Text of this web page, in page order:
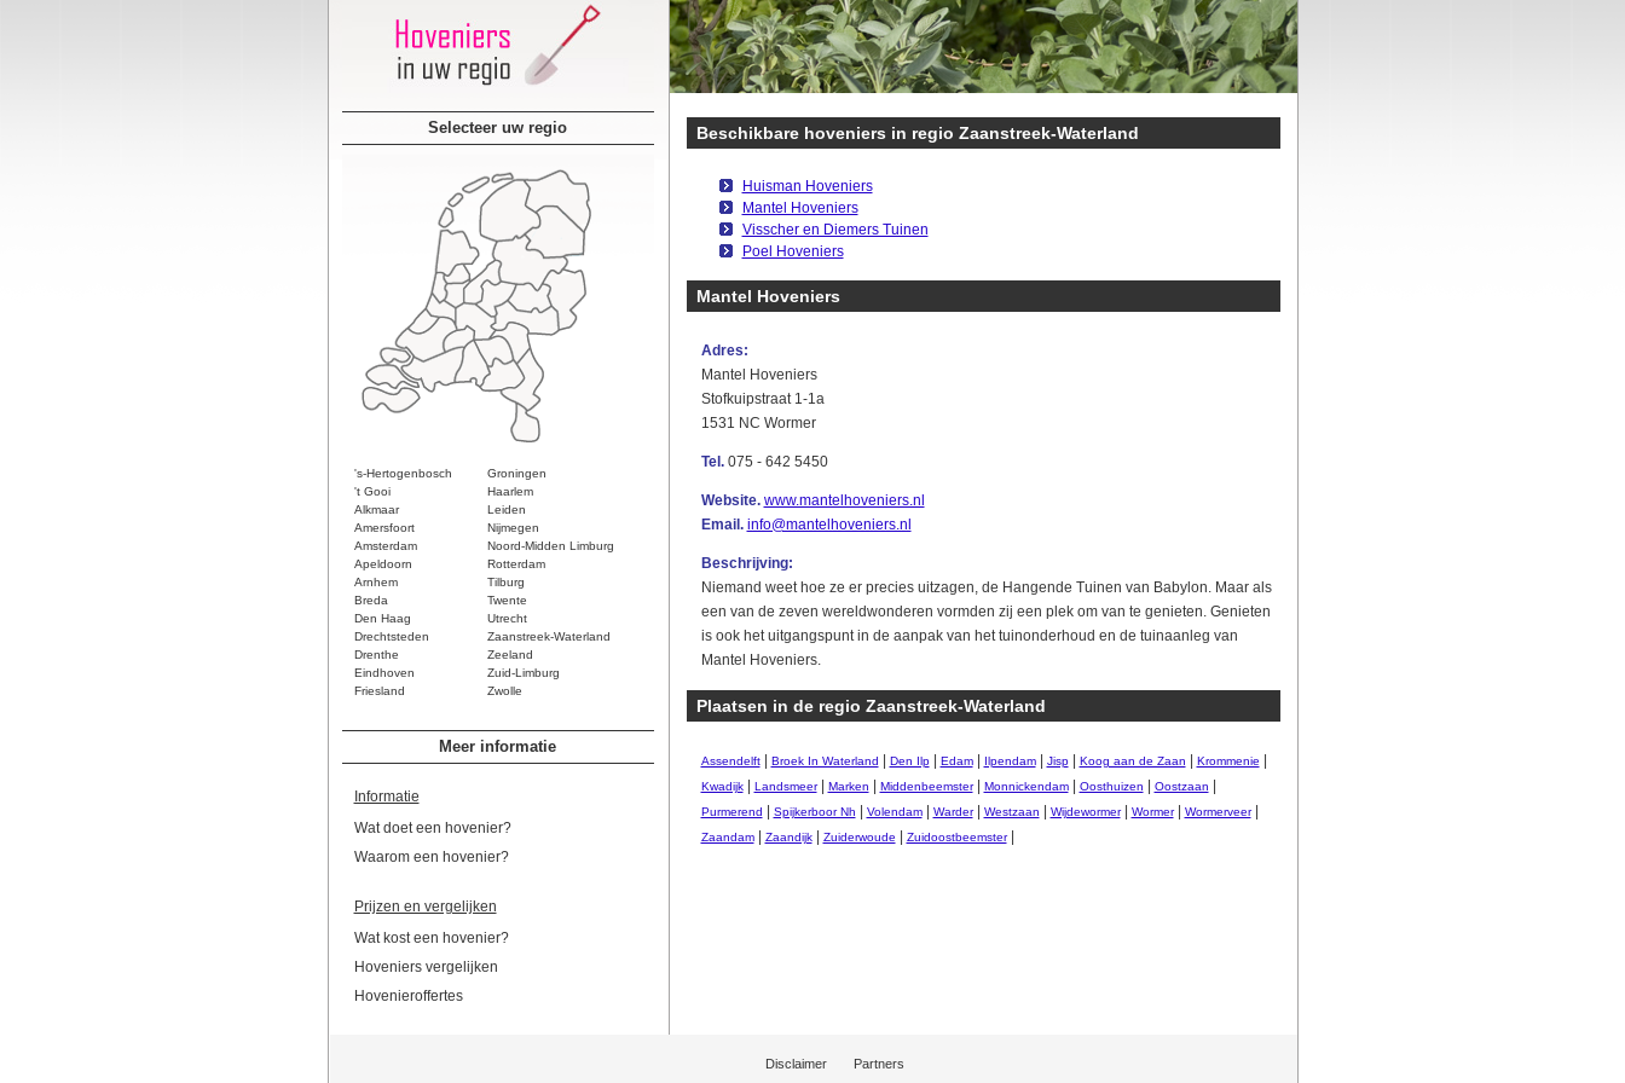
Selecteer uw regio
's-Hertogenbosch
Groningen
't Gooi
Haarlem
Alkmaar
Leiden
Amersfoort
Nijmegen
Amsterdam
Noord-Midden Limburg
Apeldoorn
Rotterdam
Arnhem
Tilburg
Breda
Twente
Den Haag
Utrecht
Drechtsteden
Zaanstreek-Waterland
Drenthe
Zeeland
Eindhoven
Zuid-Limburg
Friesland
Zwolle
Meer informatie
Informatie
Wat doet een hovenier?
Waarom een hovenier?
Prijzen en vergelijken
Wat kost een hovenier?
Hoveniers vergelijken
Hovenieroffertes
Beschikbare hoveniers in regio Zaanstreek-Waterland
Huisman Hoveniers
Mantel Hoveniers
Visscher en Diemers Tuinen
Poel Hoveniers
Mantel Hoveniers
Adres:
Mantel Hoveniers
Stofkuipstraat 1-1a
1531 NC Wormer
Tel.075 - 642 5450
Website. www.mantelhoveniers.nl
Email. info@mantelhoveniers.nl
Beschrijving:
Niemand weet hoe ze er precies uitzagen, de Hangende Tuinen van Babylon. Maar als
een van de zeven wereldwonderen vormden zij een plek om van te genieten. Genieten
is ook het uitgangspunt in de aanpak van het tuinonderhoud en de tuinaanleg van
Mantel Hoveniers.
Plaatsen in de regio Zaanstreek-Waterland
Assendelft| Broek In Waterland Den Ilp| Edam| Ilpendam| Jisp| Koog aan de Zaan Krommenie
Kwadijk| Landsmeer| Marken Middenbeemster| Monnickendam| Oosthuizen Oostzaan
Purmerend Spijkerboor Nh Volendam| Warder| Westzaan Wijdewormer| Wormer| Wormerveer|
Zaandam| Zaandijk| Zuiderwoude Zuidoostbeemster|
Disclaimer Partners